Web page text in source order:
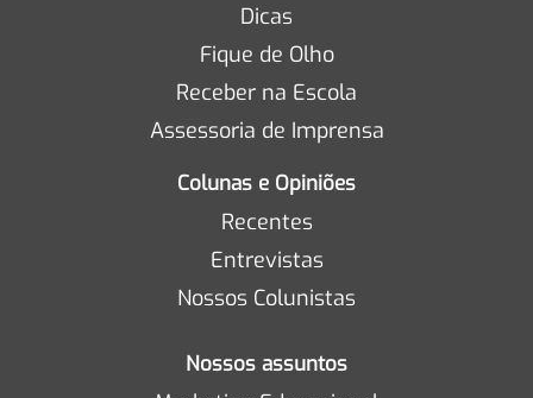
Dicas
Fique de Olho
Receber na Escola
Assessoria de Imprensa
Colunas e Opiniões
Recentes
Entrevistas
Nossos Colunistas
Nossos assuntos